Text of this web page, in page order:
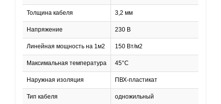
Толщина кабеля 3,2 мм
Напряжение 230 В
Линейная мощность на 1м2 150 Вт/м2
Максимальная температура 45°C
Наружная изоляция ПВХ-пластикат
Тип кабеля одножильный